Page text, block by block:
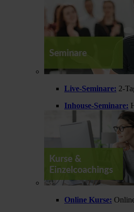
Live-Seminare: 2-
Inhouse-Seminare:
Online Kurse: